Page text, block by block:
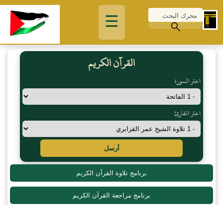
☰
القرآن الكريم
اختر السورة
اختر القارئ
أرسل
برنامج تلاوة القرآن الكريم
برنامج مراجعة القرآن الكريم